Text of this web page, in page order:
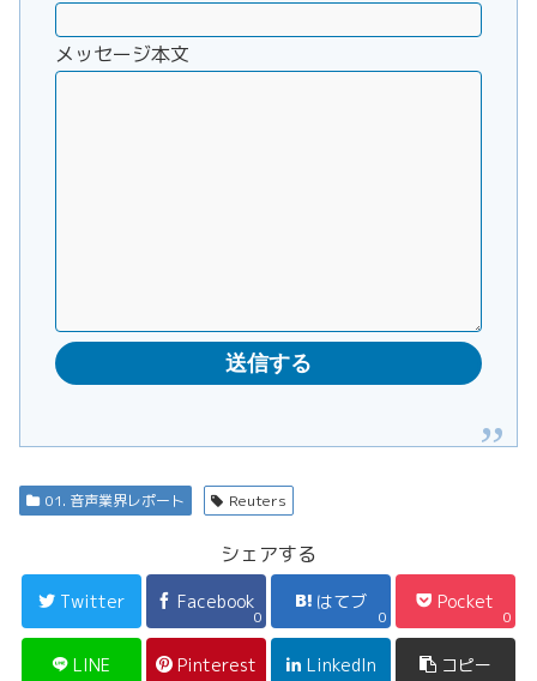
メッセージ本文
01. 音声業界レポート Reuters
シェアする
Twitter Facebook
0
はてブ
0
Pocket
0
LINE Pinterest LinkedIn コピー